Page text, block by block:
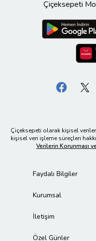
Çiçeksepeti
Çiçeksepeti olarak kişisel
kişisel veri işleme süreçleri
Verilerin Korunması
Faydalı Bilgiler
Kurumsal
İletişim
Özel Günler